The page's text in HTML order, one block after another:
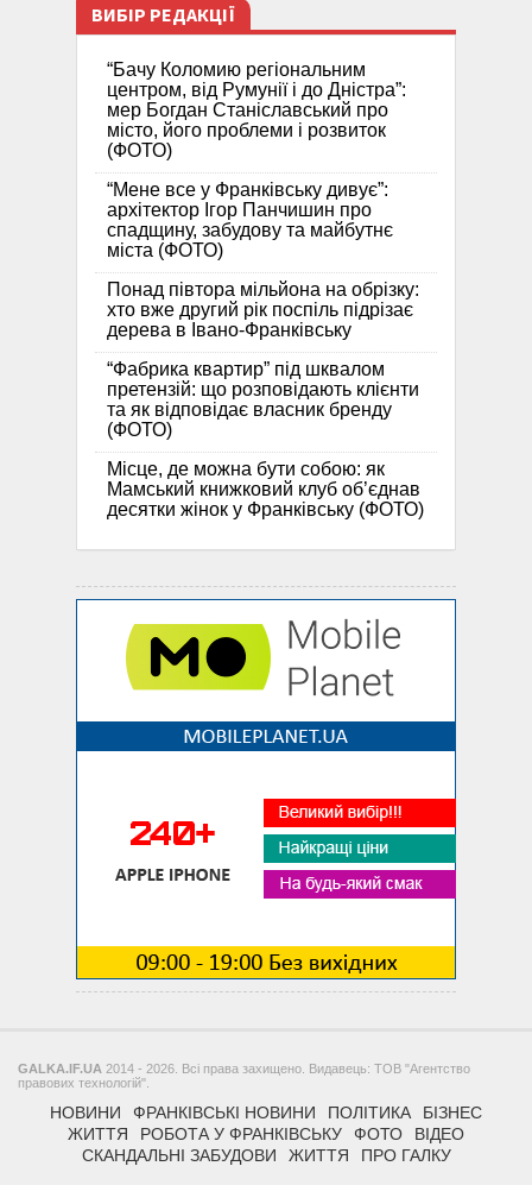
ВИБІР РЕДАКЦІЇ
“Бачу Коломию регіональним
центром, від Румунії і до Дністра”:
мер Богдан Станіславський про
місто, його проблеми і розвиток
(ФОТО)
“Мене все у Франківську дивує”:
архітектор Ігор Панчишин про
спадщину, забудову та майбутнє
міста (ФОТО)
Понад півтора мільйона на обрізку:
хто вже другий рік поспіль підрізає
дерева в Івано-Франківську
“Фабрика квартир” під шквалом
претензій: що розповідають клієнти
та як відповідає власник бренду
(ФОТО)
Місце, де можна бути собою: як
Мамський книжковий клуб об’єднав
десятки жінок у Франківську (ФОТО)
GALKA.IF.UA 2014 - 2026. Всі права захищено. Видавець: ТОВ "Агентство
правових технологій".
НОВИНИ ФРАНКІВСЬКІ НОВИНИ ПОЛІТИКА
БІЗНЕС
ЖИТТЯ
РОБОТА У ФРАНКІВСЬКУ ФОТО
ВІДЕО
СКАНДАЛЬНІ ЗАБУДОВИ
ЖИТТЯ ПРО ГАЛКУ